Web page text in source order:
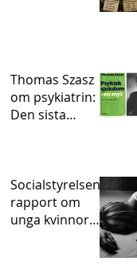
Thomas Szasz
om psykiatrin:
Den sista
Socialstyrelsens
rapport om
unga kvinnor
och självskador